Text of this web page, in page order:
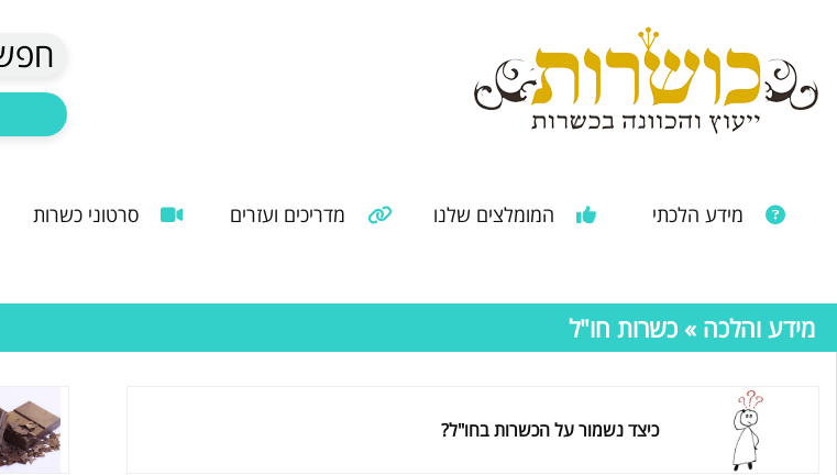
חפש באתר
מידע הלכתי המומלצים שלנו מדריכים ועזרים סרטוני כשרות
מידע והלכה » כשרות חו"ל
כיצד נשמור על הכשרות בחו"ל?